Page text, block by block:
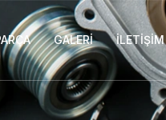
GALERI İLETIŞIM